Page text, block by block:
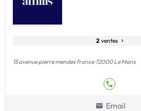
2ventes
15 avenue pierre mendes france 72000 Le Mans
Email